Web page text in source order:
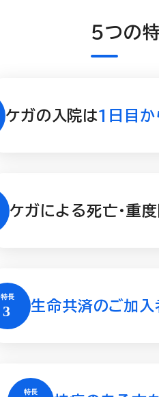
５つの
ケガの入院は1日目か
ケガによる死亡・重
生命共済のご加入